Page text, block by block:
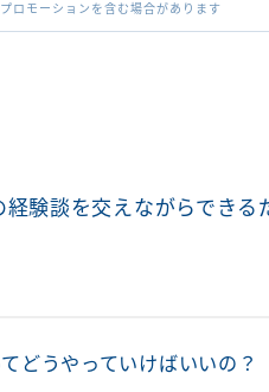
ロモーションを含む場合があります
験談を交えながらできる
どうやっていけばいいの？